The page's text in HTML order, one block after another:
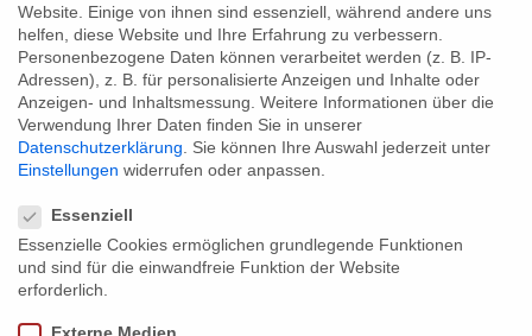
2020” beim TV SERIES FESTIVAL BERLIN
Auszeichnung für Rohwedder –
Einigkeit und Mord und Freiheit als
“Best Documentary Series 2020” beim
TV SERIES FESTIVAL BERLIN
Website. Einige von ihnen sind essenziell, während andere uns
helfen, diese Website und Ihre Erfahrung zu verbessern.
Personenbezogene Daten können verarbeitet werden (z. B. IP-
Adressen), z. B. für personalisierte Anzeigen und Inhalte oder
Anzeigen- und Inhaltsmessung. Weitere Informationen über die
Verwendung Ihrer Daten finden Sie in unserer
Datenschutzerklärung
Sie können Ihre Auswahl jederzeit unter
Einstellungen widerrufen oder anpassen.
Essenziell
Essenzielle Cookies ermöglichen grundlegende Funktionen
und sind für die einwandfreie Funktion der Website
erforderlich.